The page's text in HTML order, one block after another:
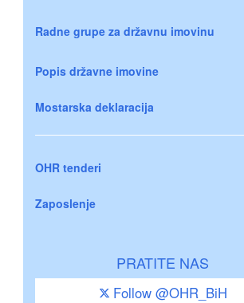
Radne grupe za državnu imovinu
Popis državne imovine
Mostarska deklaracija
OHR tenderi
Zaposlenje
PRATITE NAS
Follow @OHR_BiH